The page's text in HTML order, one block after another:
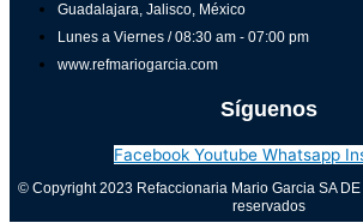
Guadalajara, Jalisco, México
Lunes a Viernes / 08:30 am - 07:00 pm
www.refmariogarcia.com
Síguenos
Facebook Youtube Whatsapp
© Copyright 2023 Refaccionaria Mario Garcia SA
reservados